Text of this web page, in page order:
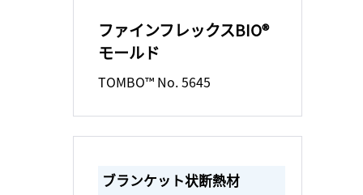
ファインフレックスBIO®
モールド
TOMBO™ No. 5645
ブランケット状断熱材